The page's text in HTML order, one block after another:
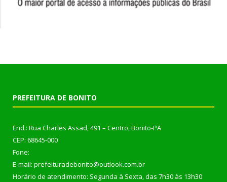
PREFEITURA DE BONITO
End.: Rua Charles Assad, 491 – Centro, Bonito-PA
CEP: 68645-000
Fone:
E-mail: prefeituradebonito@outlook.com.br
Horário de atendimento: Segunda à Sexta, das 7h30 às 13h30